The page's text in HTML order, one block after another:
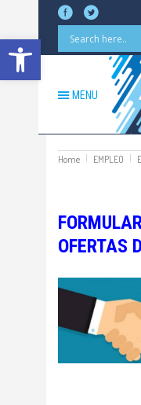
Abrir barra de herramientas
MENU
Home EMPLEO
OFERTAS